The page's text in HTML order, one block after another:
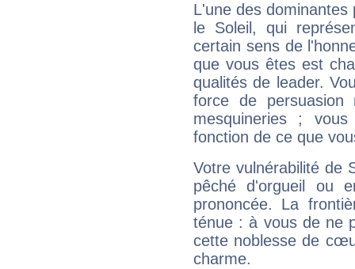
L'une des
le Soleil, qui
certain sens de
que vous êtes est
qualités de leader.
force de
mesquineries ;
fonction de ce que
Votre vulnérabilité de
pêché d'orgueil ou
prononcée. La
ténue : à vous de ne
cette noblesse de
charme.